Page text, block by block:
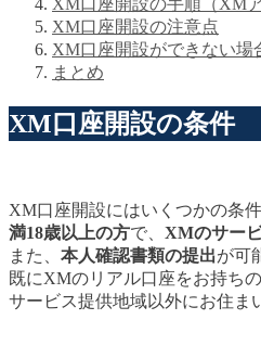
XM口座開設の手順（XMア
XM口座開設の注意点
XM口座開設ができない場
まとめ
XM口座開設の条件
XM口座開設にはいくつかの条件
満18歳以上の方で、 XMのサー
また、 本人確認書類の提出が可
既にXMのリアル口座をお持ち
サービス提供地域以外にお住ま